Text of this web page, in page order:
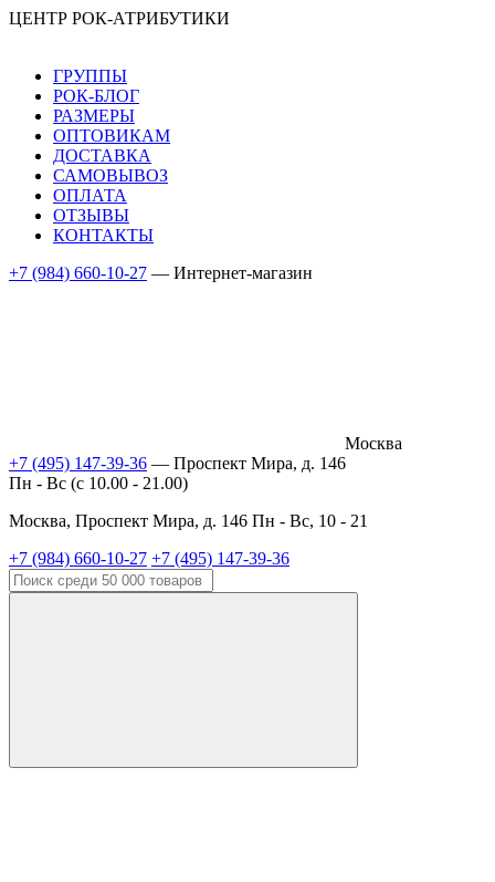
ЦЕНТР РОК-АТРИБУТИКИ
ГРУППЫ
РОК-БЛОГ
РАЗМЕРЫ
ОПТОВИКАМ
ДОСТАВКА
САМОВЫВОЗ
ОПЛАТА
ОТЗЫВЫ
КОНТАКТЫ
+7 (984) 660-10-27 — Интернет-магазин
Москва
+7 (495) 147-39-36 — Проспект Мира, д. 146
Пн - Вс (c 10.00 - 21.00)
Москва, Проспект Мира, д. 146 Пн - Вс, 10 - 21
+7 (984) 660-10-27 +7 (495) 147-39-36